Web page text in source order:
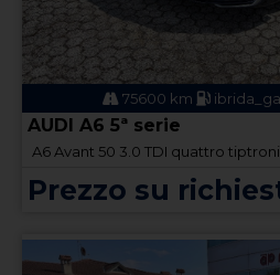
75600 km
AUDI A6 5ª serie
A6 Avant 50 3.0 TDI quattro
Prezzo su